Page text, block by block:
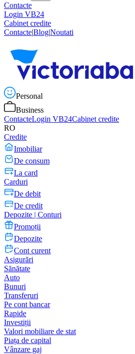
Contacte
Login VB24
Cabinet credite
Contacte|Blog|Noutati
Personal
Business
ContacteLogin VB24Cabinet credite
RO
Credite
Imobiliar
De consum
La card
Carduri
De debit
De credit
Depozite | Conturi
Promoții
Depozite
Cont curent
Asigurări
Sănătate
Auto
Bunuri
Transferuri
Pe cont bancar
Rapide
Investiții
Valori mobiliare de stat
Piața de capital
Vânzare gaj